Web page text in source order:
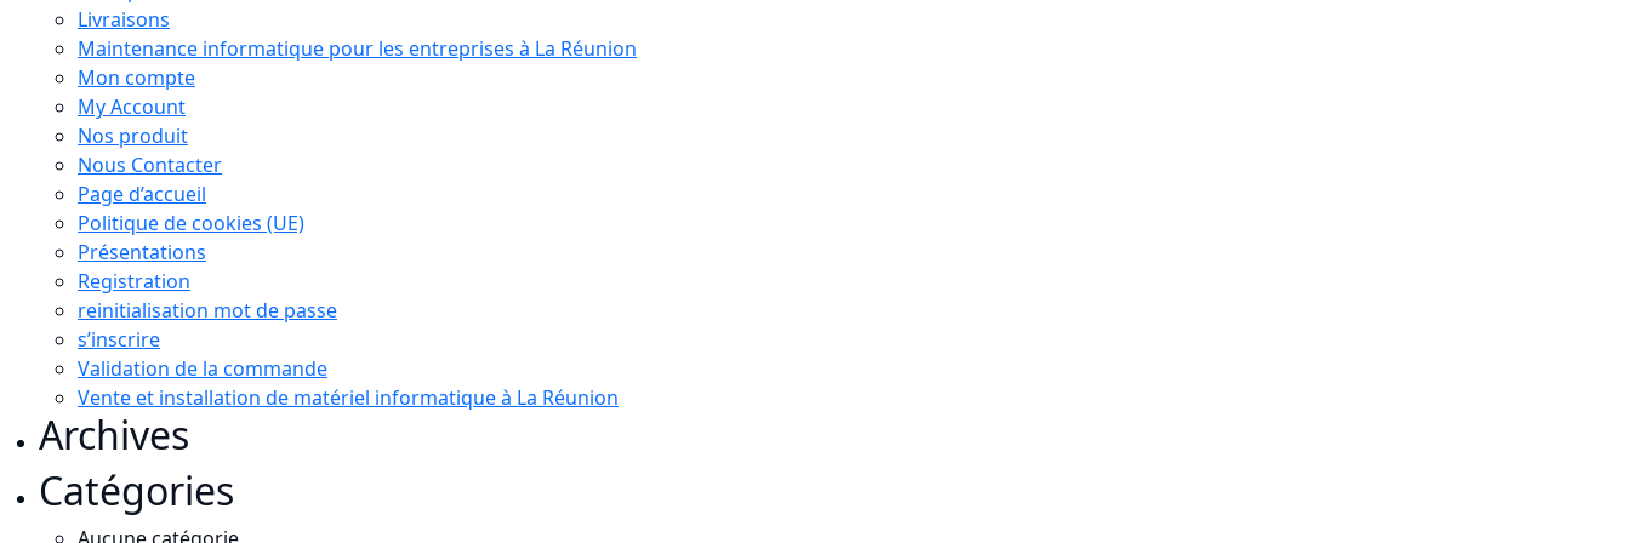
Livraisons
Maintenance informatique pour les entreprises à La Réunion
Mon compte
My Account
Nos produit
Nous Contacter
Page d’accueil
Politique de cookies (UE)
Présentations
Registration
reinitialisation mot de passe
s’inscrire
Validation de la commande
Vente et installation de matériel informatique à La Réunion
Archives
Catégories